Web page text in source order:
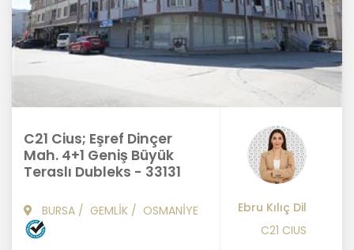
C21 Cius; Eşref Dinçer
Mah. 4+1 Geniş Büyük
Teraslı Dubleks - 33131
BURSA / GEMLİK / OSMANİYE
Ebru Kılıç Dil
C21 CIUS